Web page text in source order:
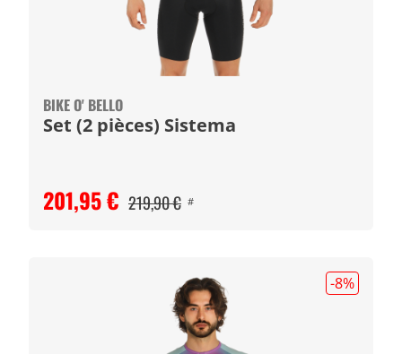
BIKE O' BELLO
Set (2 pièces) Sistema
201,95 € 219,90 € #
-8%